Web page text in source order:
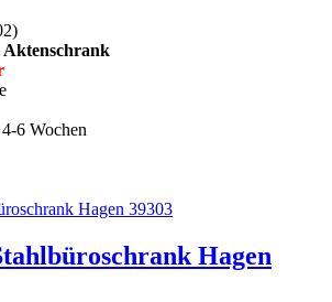
)
Aktenschrank
6 Wochen
Hagen